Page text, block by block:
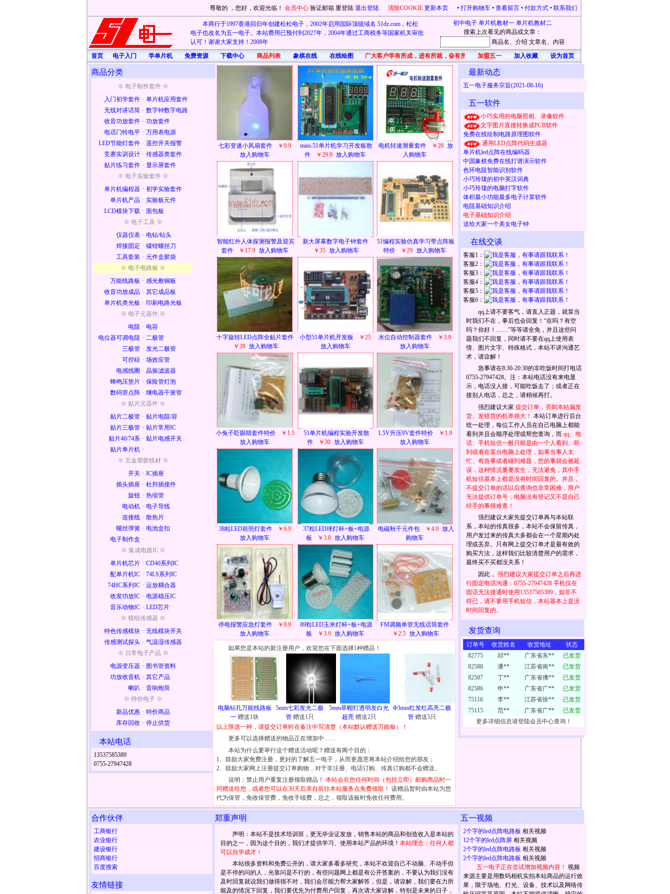
尊敬的 ，您好，欢迎光临！ 会员中心 验证邮箱 重登陆 退出登陆 清除COOKIE 更新本页 • 打开购物车 • 查看留言 • 付款方式 • 联系我们
本商行于1997香港回归年创建松松电子，2002年启用国际顶级域名 51dz.com，松松
电子也改名为五一电子。本站费用已预付到2027年，2004年通过工商税务等国家机关审批
认可！谢谢大家支持！2008年
初中电子 单片机教材一 单片机教材二
搜索上次看见的商品或文章：
商品名 、介绍 文章名 、内容
首页
电子入门 学单片机 免费资源 下载中心 商品列表 象棋在线 在线绘图
首先在此祝广大客户学有所成，进有所就，奋有所获，开心每一天！凡在本站购物的，均有礼品赠送。本站为感恩新老客户不
加盟五一 加入收藏 设为首页
商品分类
※ 电子制作套件 ※
入门初学套件 · 单片机应用套件
无线对讲话筒 · 数字钟数字电路
收音功放套件 · 功放套件
电话门铃电平 · 万用表电源
LED节能灯套件 · 遥控开关报警
竞赛实训设计 · 传感器类套件
贴片练习套件 · 显示屏套件
※ 电子实验套件 ※
单片机编程器 · 初学实验套件
单片机产品 · 实验板元件
LCD模块下载 · 面包板
※ 电子工具 ※
仪器仪表 · 电钻/钻头
焊接固定 · 镊钳螺丝刀
工具套装 · 元件盒胶袋
※ 电子电路板 ※
万能线路板 · 感光敷铜板
收音功放成品 · 其它成品板
单片机类光板 · 印刷电路光板
※ 电子元器件 ※
电阻 · 电容
电位器可调电阻 · 二极管
三极管 · 发光二极管
可控硅 · 场效应管
电感线圈 · 晶振滤波器
蜂鸣压垫片 · 保险管灯泡
数码管点阵 · 继电器干簧管
※ 贴片元器件 ※
贴片二极管 · 贴片电阻/容
贴片三极管 · 贴片常用IC
贴片40/74系 · 贴片电感开关
贴片单片机 ·
※ 五金塑胶线材 ※
开关 · IC插座
插头插座 · 杜邦插接件
旋钮 · 热缩管
电动机 · 电子导线
连接线 · 散热片
螺丝弹簧 · 电池盒扣
电子制作盒 ·
※ 集成电路IC ※
单片机芯片 · CD40系列IC
配单片机IC · 74LS系列IC
74HC系列IC · 运放耦合器
收发功放IC · 电源稳压IC
音乐动物IC · LED芯片
※ 模组传感器 ※
特色传感模块 · 无线模块开关
传感测试探头 · 气温湿传感器
※ 日常电子产品 ※
电源变压器 · 图书管资料
功放收音机 · 其它产品
喇叭 · 音响炮筒
※ 特价电子 ※
新品优惠 · 特价商品
库存回收 · 停止供货
本站电话
13537585389
0755-27947428
七彩变速小风扇套件
￥9.9
放入购物车
mini-51单片机学习开发板散
件
￥29.9 放入购物车
电机转速测量套件 ￥28 放
入购物车
智能红外人体探测报警及迎宾
套件
￥17.9 放入购物车
新大屏幕数字电子钟套件
￥35 放入购物车
51编程实验仿真学习带点阵板
特价
￥29 放入购物车
十字旋转LED点阵全贴片套件
￥28 放入购物车
小型51单片机开发板
￥25
放入购物车
水位自动控制器套件
￥3.9
放入购物车
小兔子眨眼睛套件特价
￥1.5
放入购物车
51单片机编程实验开发散
件
￥30 放入购物车
1.5V升压9V套件特价
￥1.9
放入购物车
38粒LED前照灯套件
￥6.9
放入购物车
37粒LED球灯杯+板+电源
板
￥3.8 放入购物车
电磁秋千元件包 ￥4.9 放入
购物车
停电报警应急灯套件
￥9.9
放入购物车
89粒LED玉米灯杯+板+电源
板
￥3.9 放入购物车
FM调频单管无线话筒套件
￥2.5 放入购物车
如果您是本站的新注册用户，欢迎您在下面选择1种赠品！
电脑钻孔万能线路板
一 赠送1块
5mm七彩发光二极
管 赠送1只
5mm草帽灯透明发白光
超亮 赠送2只
Ф3mm红发红高亮二极
管 赠送5只
以上限选一种，请提交订单时在备注中写清楚（本站默认赠送万能板）！
更多可以选择赠送的物品正在增加中……
本站为什么要举行这个赠送活动呢？赠送有两个目的：
1、鼓励大家免费注册，更好的了解五一电子，从而更愿意将本站介绍给您的朋友；
2、鼓励大家网上注册提交订单购物，对于非注册、电话订购、传真订购都不会赠送。
说明：禁止用户重复注册领取赠品！ 本站会在您任何时间（包括立即）邮购商品时一
同赠送给您，或者您可以在30天后亲自前往本站服务点免费领取！ 该赠品暂时由本站为您
代为保管，免收保管费，免收手续费，总之，领取该板时免收任何费用。
最新动态
五一电子服务宗旨(2021-08-16)
五一软件
小巧实用的电脑照相、录像软件
文字图片直接转换成PCB软件
免费在线绘制电路原理图软件
通用LED点阵代码生成器
单片机led点阵在线编码器
中国象棋免费在线打谱演示软件
色环电阻智能识别软件
小巧玲珑的初中英汉词典
小巧玲珑的电脑打字软件
体积最小功能最多电子计算软件
电阻基础知识介绍
电子基础知识介绍
送给大家一个美女电子钟
在线交谈
客服1：
客服2：
客服3：
客服4：
客服5：
客服6：
qq上请不要客气，请直入正题，就算当
时我们不在，事后也会回复！“在吗？有空
吗？你好！……”等等请全免，并且这些问
题我们不回复，同时请不要在qq上使用表
情、图片文字、特殊格式，本站不讲沟通艺
术，请谅解！
急事请在8:30-20:30的非吃饭时间打电话
0755-27947428。注：本站电话没有来电显
示，电话没人接，可能吃饭去了；或者正在
接别人电话，总之，请稍候再打。
强烈建议大家 提交订单，否则本站漏发
货、发错货的机率很大！ 本站订单进行后台
统一处理，每位工作人员在自己电脑上都能
看到并且会顺序处理或帮您查询，而 qq、电
话、手机短信一般只能是由一个人看到、听
到或者在某台电脑上处理，如果当事人太
忙、有急事或者碰到难题，您的事就会被延
误，这种情况屡屡发生，无法避免，其中手
机短信基本上都是没有时间回复的。并且，
不提交订单的话以后查询也非常困难，用户
无法提供订单号，电脑没有登记又不是自己
经手的事很难查！
强烈建议大家先提交订单再与本站联
系，本站的传真很多，本站不会保留传真，
用户发过来的传真大多都会在一个星期内处
理或丢弃。只有网上提交订单才是最有效的
购买方法，这样我们比较清楚用户的需求，
最终买不买都没关系！
因此， 强烈建议大家提交订单之后再进
行固定电话沟通：0755-27947428 手机仅在
固话无法接通时使用13537585389，如非不
得已，请不要用手机短信，本站基本上是没
时间回复的。
发货查询
订单号 收货姓名 收货地址
状态
82775
邱** 广东省东**
已发货
82588
潘** 江苏省南**
已发货
82587
丁** 广东省佛**
已发货
82586
申** 广东省广**
已发货
75116
李** 江苏省徐**
已发货
75115
范** 广东省广**
已发货
更多详细信息请登陆会员中心查询！
合作伙伴
工商银行
农业银行
建设银行
招商银行
百度搜索
友情链接
郑重声明
声明：本站不是技术培训班，更无毕业证发放，销售本站的商品和创造收入是本站的
目的之一，因为这个目的，我们才提供学习、使用本站产品的环境！ 本站理念：任何人都
可以自学成才！
本站很多资料和免费公开的，请大家多看多研究，本站不欢迎自己不动脑、不动手但
是不停的问的人，光靠问是不行的，有些问题网上都是有公开答案的，不要认为我们没有
及时回复就说我们做得很不对，我们会尽能力帮大家解答，但是，请谅解，我们要在力所
能及的情况下回复，我们要优先为付费用户回复，再次请大家谅解，特别是未来的日子，
五一视频
2个字的led点阵电路板 相关视频
12个字的led点阵屏 相关视频
2个字的led点阵电路板 相关视频
2个字的led点阵电路板 相关视频
五一电子正在尝试增加视频内容！ 视频
来源主要是用数码相机实拍本站商品的运行效
果，限于场地、灯光、设备、技术以及网络传